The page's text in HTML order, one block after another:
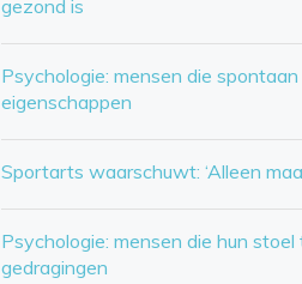
gezond is
Psychologie: mensen die
eigenschappen
Sportarts waarschuwt: ‘Alleen
Psychologie: mensen die hun
gedragingen